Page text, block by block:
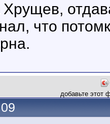
Хрущев,
что
добавьте этот